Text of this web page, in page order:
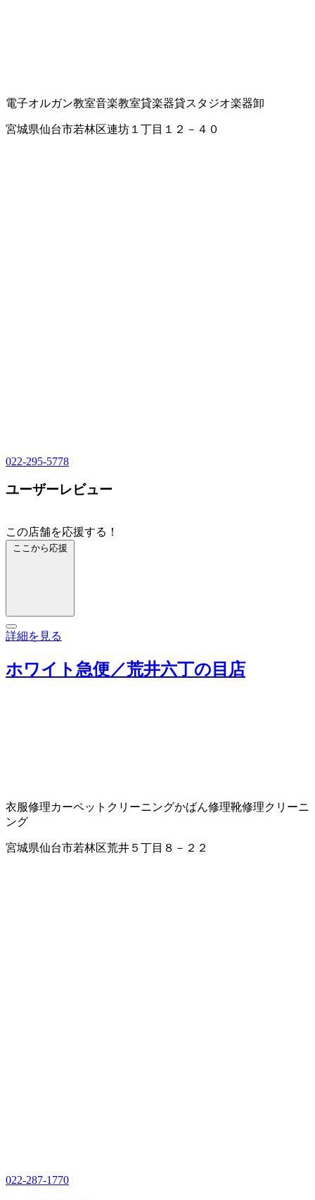
電子オルガン教室音楽教室貸楽器貸スタジオ楽器卸
宮城県仙台市若林区連坊１丁目１２－４０
022-295-5778
ユーザーレビュー
この店舗を応援する！
ここから応援
詳細を見る
ホワイト急便／荒井六丁の目店
衣服修理カーペットクリーニングかばん修理靴修理クリーニ
ング
宮城県仙台市若林区荒井５丁目８－２２
022-287-1770